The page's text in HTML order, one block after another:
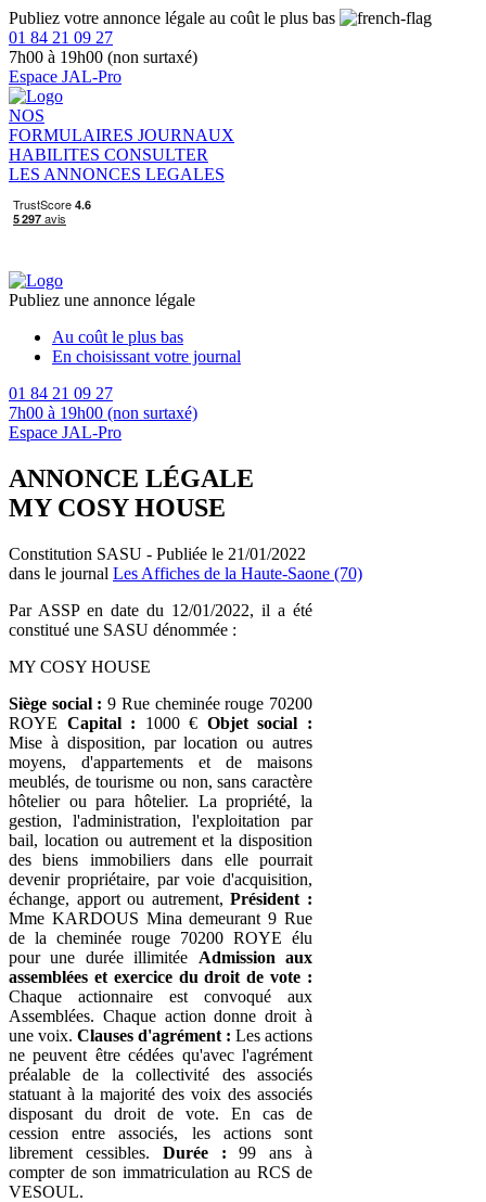
Publiez votre annonce légale au coût le plus bas
01 84 21 09 27
7h00 à 19h00 (non surtaxé)
Espace JAL-Pro
NOS
FORMULAIRES JOURNAUX
HABILITES CONSULTER
LES ANNONCES LEGALES
Publiez une annonce légale
Au coût le plus bas
En choisissant votre journal
01 84 21 09 27
7h00 à 19h00 (non surtaxé)
Espace JAL-Pro
ANNONCE LÉGALE
MY COSY HOUSE
Constitution SASU - Publiée le 21/01/2022
dans le journal Les Affiches de la Haute-Saone (70)
Par ASSP en date du 12/01/2022, il a été
constitué une SASU dénommée :
MY COSY HOUSE
Siège social : 9 Rue cheminée rouge 70200
ROYE Capital : 1000 € Objet social :
Mise à disposition, par location ou autres
moyens, d'appartements et de maisons
meublés, de tourisme ou non, sans caractère
hôtelier ou para hôtelier. La propriété, la
gestion, l'administration, l'exploitation par
bail, location ou autrement et la disposition
des biens immobiliers dans elle pourrait
devenir propriétaire, par voie d'acquisition,
échange, apport ou autrement,Président :
Mme KARDOUS Mina demeurant 9 Rue
de la cheminée rouge 70200 ROYE élu
pour une durée illimitée Admission aux
assemblées et exercice du droit de vote :
Chaque actionnaire est convoqué aux
Assemblées. Chaque action donne droit à
une voix. Clauses d'agrément : Les actions
ne peuvent être cédées qu'avec l'agrément
préalable de la collectivité des associés
statuant à la majorité des voix des associés
disposant du droit de vote. En cas de
cession entre associés, les actions sont
librement cessibles. Durée : 99 ans à
compter de son immatriculation au RCS de
VESOUL.